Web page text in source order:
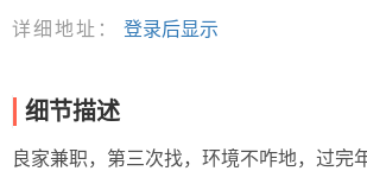
详细地址：
登录后显示
细节描述
良家兼职，第三次找，环境不咋地，过完